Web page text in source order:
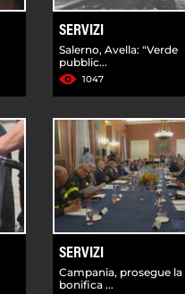
SERVIZI
Salerno, Avella: "Verde
pubblic...
1047
SERVIZI
Campania, prosegue la
bonifica ...